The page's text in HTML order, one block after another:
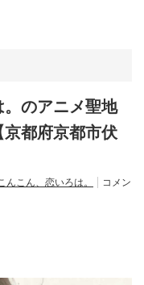
のアニメ聖地
都府京都市伏
んこん、恋いろは。
コメン